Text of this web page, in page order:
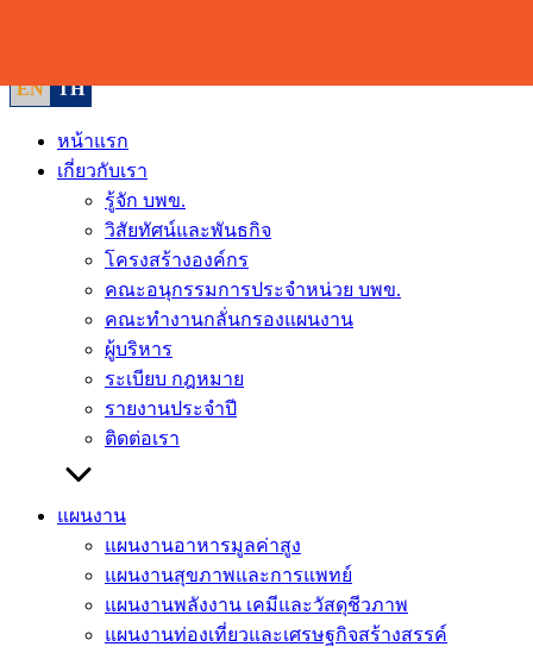
EN
TH
หน้าแรก
เกี่ยวกับเรา
รู้จัก บพข.
วิสัยทัศน์และพันธกิจ
โครงสร้างองค์กร
คณะอนุกรรมการประจำหน่วย บพข.
คณะทำงานกลั่นกรองแผนงาน
ผู้บริหาร
ระเบียบ กฎหมาย
รายงานประจำปี
ติดต่อเรา
แผนงาน
แผนงานอาหารมูลค่าสูง
แผนงานสุขภาพและการแพทย์
แผนงานพลังงาน เคมีและวัสดุชีวภาพ
แผนงานท่องเที่ยวและเศรษฐกิจสร้างสรรค์